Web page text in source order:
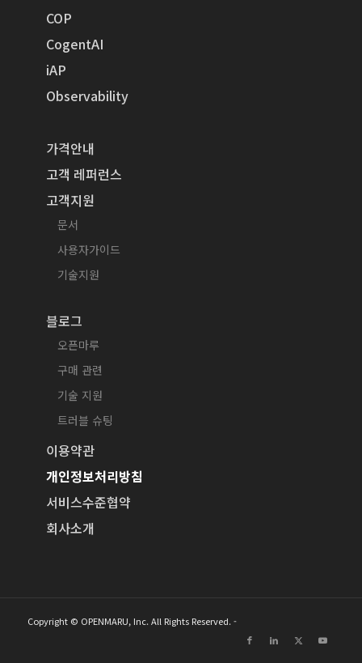
COP
CogentAI
iAP
Observability
가격안내
고객 레퍼런스
고객지원
문서
사용자가이드
기술지원
블로그
오픈마루
구매 관련
기술 지원
트러블 슈팅
이용약관
개인정보처리방침
서비스수준협약
회사소개
Copyright © OPENMARU, Inc. All Rights Reserved. -